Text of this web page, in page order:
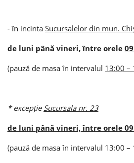
Consumer loan
- în incinta Sucursalelor din mun.
de luni până vineri, între orele
(pauză de masa în intervalul 13:00 –
* excepție Sucursala nr. 23
de luni până vineri, între orele
(pauză de masa în intervalul 13:00 –